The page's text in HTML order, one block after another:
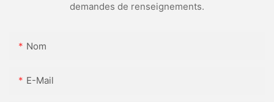
demandes de renseignements.
Nom
E-Mail